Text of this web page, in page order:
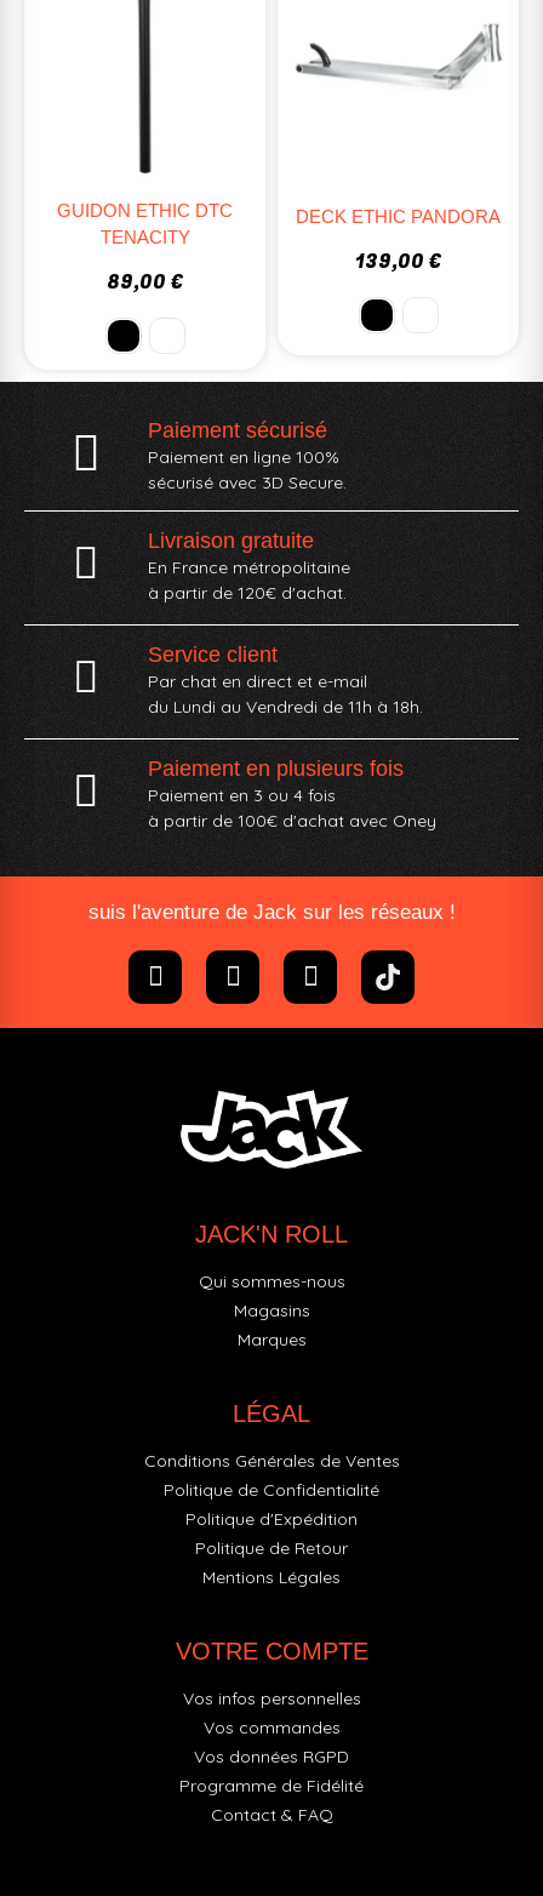
GUIDON ETHIC DTC
TENACITY
89,00 €
DECK ETHIC PANDORA
139,00 €
Paiement sécurisé
Paiement en ligne 100%
sécurisé avec 3D Secure.
Livraison gratuite
En France métropolitaine
à partir de 120€ d'achat.
Service client
Par chat en direct et e-mail
du Lundi au Vendredi de 11h à 18h.
Paiement en plusieurs fois
Paiement en 3 ou 4 fois
à partir de 100€ d'achat avec Oney​
suis l'aventure de Jack sur les réseaux !
JACK'N ROLL
Qui sommes-nous
Magasins
Marques
LÉGAL
Conditions Générales de Ventes
Politique de Confidentialité
Politique d'Expédition
Politique de Retour
Mentions Légales
VOTRE COMPTE
Vos infos personnelles
Vos commandes
Vos données RGPD
Programme de Fidélité
Contact & FAQ